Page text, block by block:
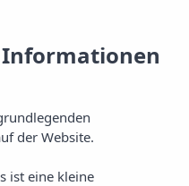
Sie
der Website.
ist eine kleine